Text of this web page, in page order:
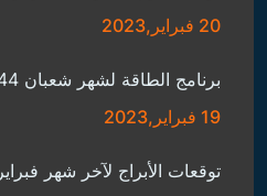
20 فبراير,2023
برنامج الطاقة لشهر شعبان 1444 هـ
19 فبراير,2023
توقعات الأبراج لآخر شهر فبراير